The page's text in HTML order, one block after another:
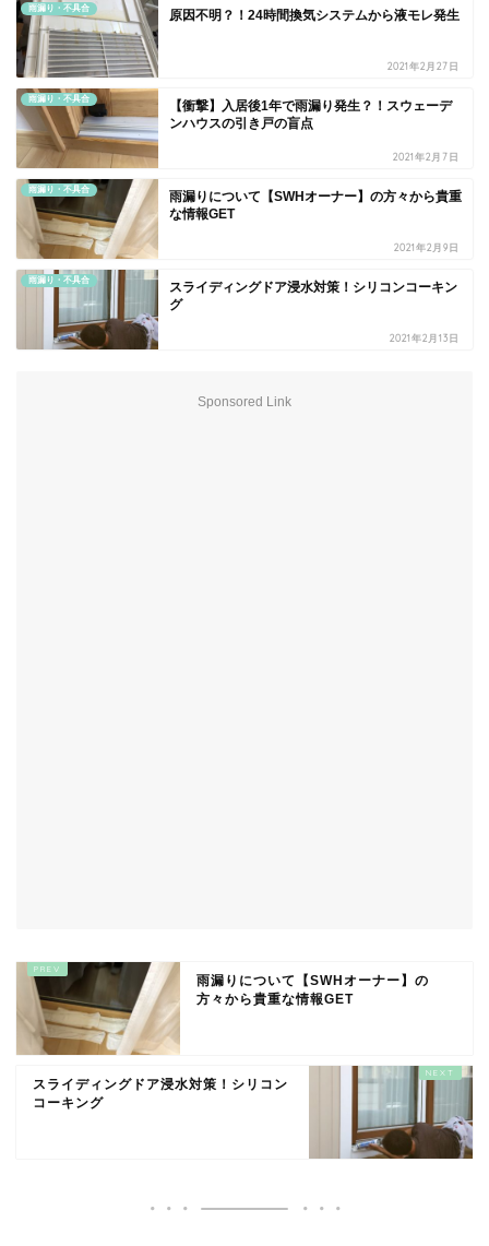
雨漏り・不具合 原因不明？！24時間換気システムから液モレ発生
2021年2月27日
雨漏り・不具合
【衝撃】入居後1年で雨漏り発生？！スウェーデ
ンハウスの引き戸の盲点
2021年2月7日
雨漏り・不具合
雨漏りについて【SWHオーナー】の方々から貴重
な情報GET
2021年2月9日
雨漏り・不具合
スライディングドア浸水対策！シリコンコーキン
グ
2021年2月13日
Sponsored Link
雨漏りについて【SWHオーナー】の
方々から貴重な情報GET
スライディングドア浸水対策！シリコン
コーキング